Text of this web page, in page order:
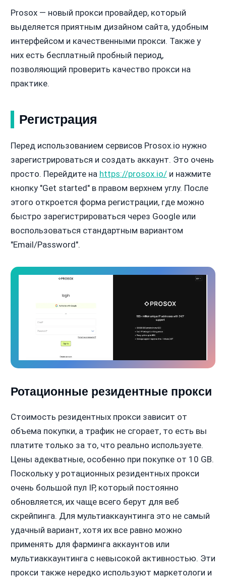
Prosox — новый прокси провайдер, который
выделяется приятным дизайном сайта, удобным
интерфейсом и качественными прокси. Также у
них есть бесплатный пробный период,
позволяющий проверить качество прокси на
практике.
Регистрация
Перед использованием сервисов Prosox.io нужно
зарегистрироваться и создать аккаунт. Это очень
просто. Перейдите на https://prosox.io/и нажмите
кнопку "Get started" в правом верхнем углу. После
этого откроется форма регистрации, где можно
быстро зарегистрироваться через Google или
воспользоваться стандартным вариантом
"Email/Password".
Ротационные резидентные прокси
Стоимость резидентных прокси зависит от
объема покупки, а трафик не сгорает, то есть вы
платите только за то, что реально используете.
Цены адекватные, особенно при покупке от 10 GB.
Поскольку у ротационных резидентных прокси
очень большой пул IP, который постоянно
обновляется, их чаще всего берут для веб
скрейпинга. Для мультиаккаунтинга это не самый
удачный вариант, хотя их все равно можно
применять для фарминга аккаунтов или
мультиаккаунтинга с невысокой активностью. Эти
прокси также нередко используют маркетологи и